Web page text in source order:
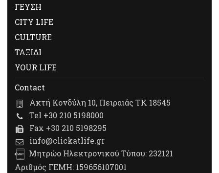
ΓΕΥΣΗ
CITY LIFE
CULTURE
ΤΑΞΙΔΙ
YOUR LIFE
Contact
Ακτή Κονδύλη 10, Πειραιάς ΤΚ 18545
Tel +30 210 5198000
Fax +30 210 5198295
info@clickatlife.gr
Μητρώο Ηλεκτρονικού Τύπου: 232121
Αριθμός ΓΕΜΗ: 159656107001